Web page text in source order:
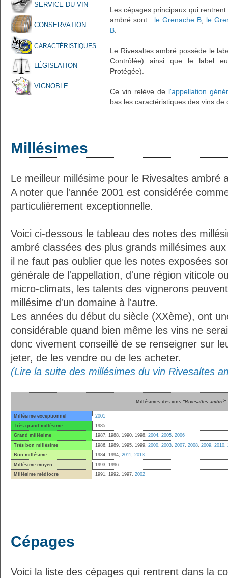
SERVICE DU VIN
CONSERVATION
CARACTÉRISTIQUES
LÉGISLATION
VIGNOBLE
Les cépages principaux qui
ambré sont : le Grenache B, le
B
Le Rivesaltes ambré possède le
Contrôlée) ainsi que le label
Protégée).
Ce vin relève de l'appellation
bas les caractéristiques des vins de
Millésimes
Le meilleur millésime pour le Rivesaltes ambré
A noter que l'année 2001 est considérée
particulièrement exceptionnelle.
Voici ci-dessous le tableau des notes des
ambré classées des plus grands millésimes
il ne faut pas oublier que les notes exposées
générale de l'appellation, d'une région viticole
micro-climats, les talents des vignerons
millésime d'un domaine à l'autre.
Les années du début du siècle (XXème), ont
considérable quand bien même les vins ne
donc vivement conseillé de se renseigner sur
jeter, de les vendre ou de les acheter.
(Lire la suite des millésimes du vin Rivesaltes
Millésimes des vins "Rivesaltes ambré"
Millésime exceptionnel
2001
Très grand millésime
1985
Grand millésime
1987, 1988, 1990, 1998, 2004, 2005, 2006
Très bon millésime
1986, 1989, 1995, 1999, 2000, 2003, 2007, 2008, 2009, 2010,
Bon millésime
1984, 1994, 2011, 2013
Millésime moyen
1993, 1996
Millésime médiocre
1991, 1992, 1997, 2002
Cépages
Voici la liste des cépages qui rentrent dans la